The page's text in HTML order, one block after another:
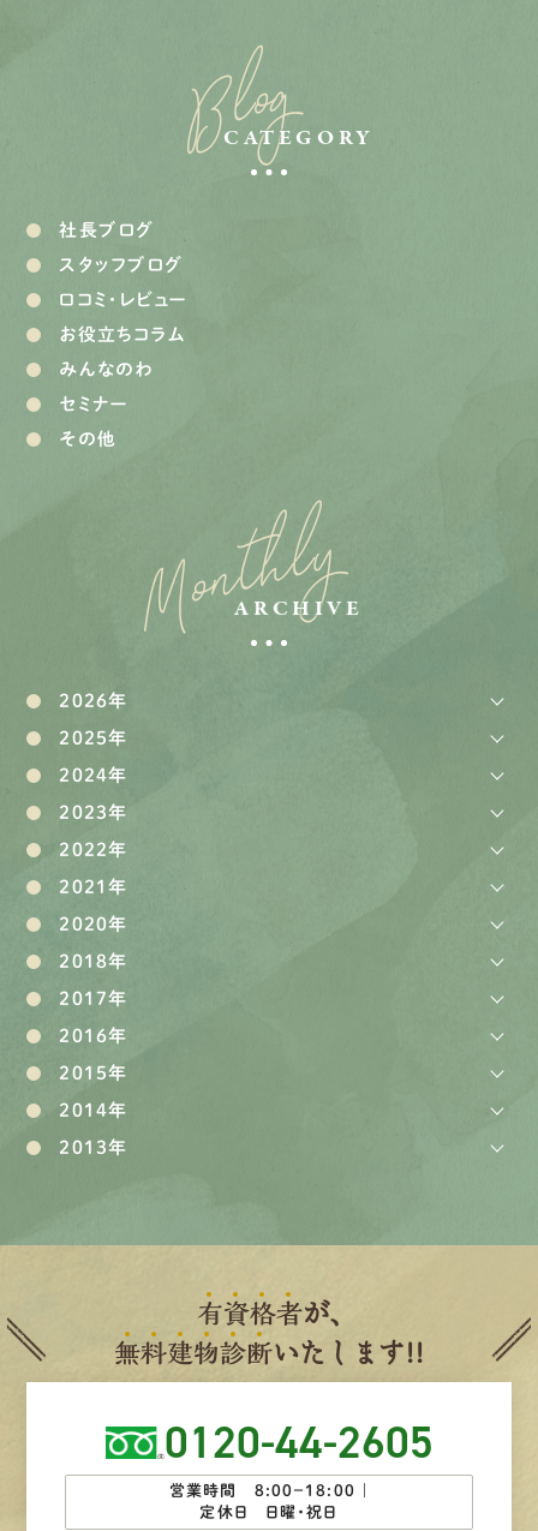
Blog
CATEGORY
社長ブログ
スタッフブログ
口コミ・レビュー
お役立ちコラム
みんなのわ
セミナー
その他
Monthly
ARCHIVE
2026年
2025年
2024年
2023年
2022年
2021年
2020年
2018年
2017年
2016年
2015年
2014年
2013年
有資格者が、
無料建物診断いたします!!
0120-44-2605
営業時間 8:00−18:00 ｜
定休日 日曜・祝日